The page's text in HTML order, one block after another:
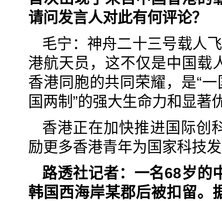
请问发言人对此有何评论？
毛宁：神舟二十三号载人
港航天员，这不仅是中国载
香港同胞的共同荣耀，是“
国两制”的强大生命力和显著
香港正在加快推进国际创
励更多香港青年为国家科技
路透社记者：一名68岁的
韩国西海岸某郡后被扣留。